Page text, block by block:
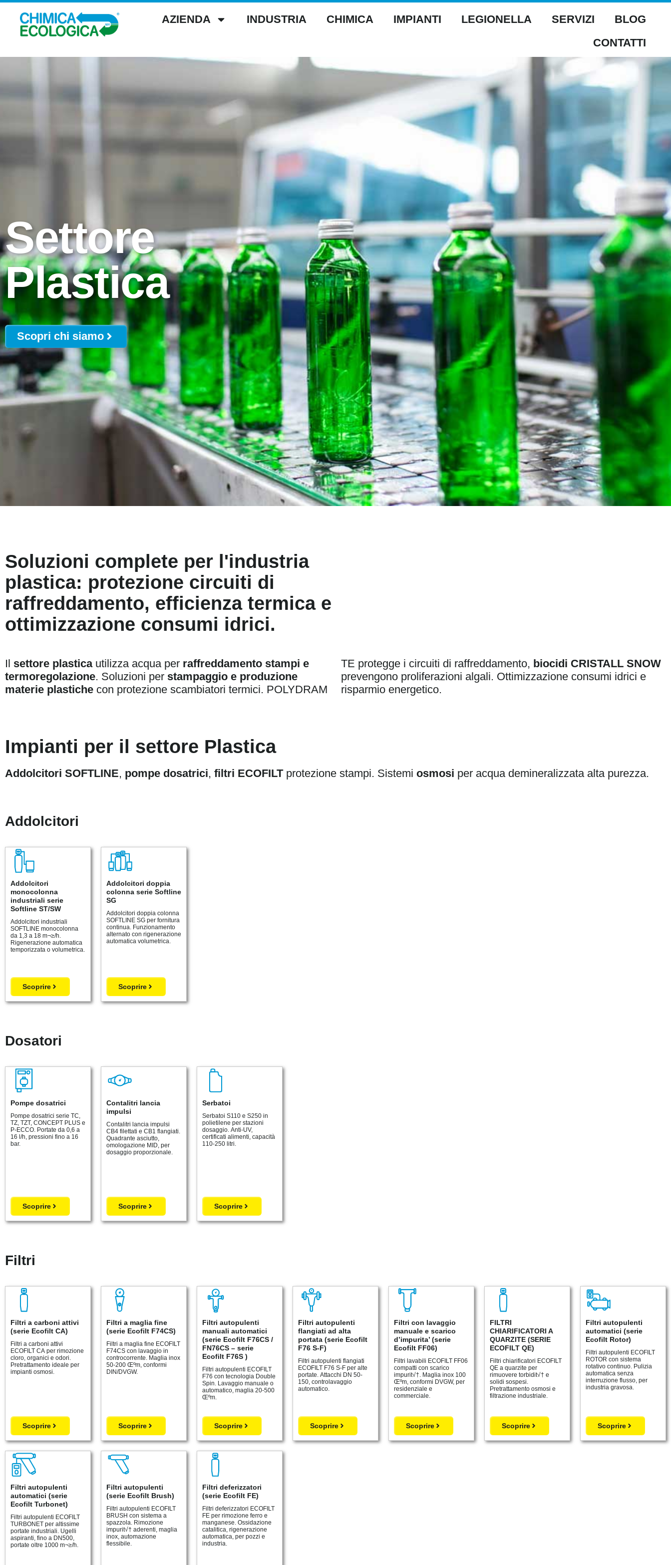
AZIENDA INDUSTRIA CHIMICA IMPIANTI LEGIONELLA SERVIZI
BLOG
CONTATTI
Settore
Plastica
Scopri chi siamo
Soluzioni complete per l'industria
plastica: protezione circuiti di
raffreddamento, efficienza termica e
ottimizzazione consumi idrici.
Il settore plasticautilizza acqua per raffreddamento stampi e
termoregolazione. Soluzioni per stampaggio e produzione
materie plastiche con protezione scambiatori termici. POLYDRAM
TE protegge i circuiti di raffreddamento, biocidi CRISTALL SNOW
prevengono proliferazioni algali. Ottimizzazione consumi idrici e
risparmio energetico.
Impianti per il settore Plastica
Addolcitori SOFTLINE, pompe dosatrici, filtri ECOFILTprotezione stampi. Sistemi osmosi per acqua demineralizzata alta purezza.
Addolcitori
Addolcitori
monocolonna
industriali serie
Softline ST/SW
Addolcitori industriali
SOFTLINE monocolonna
da 1,3 a 18 m¬≥/h.
Rigenerazione automatica
temporizzata o volumetrica.
Scoprire
Addolcitori doppia
colonna serie Softline
SG
Addolcitori doppia colonna
SOFTLINE SG per fornitura
continua. Funzionamento
alternato con rigenerazione
automatica volumetrica.
Scoprire
Dosatori
Pompe dosatrici
Pompe dosatrici serie TC,
TZ, TZT, CONCEPT PLUS e
P-ECCO. Portate da 0,6 a
16 l/h, pressioni fino a 16
bar.
Scoprire
Contalitri lancia
impulsi
Contalitri lancia impulsi
CB4 filettati e CB1 flangiati.
Quadrante asciutto,
omologazione MID, per
dosaggio proporzionale.
Scoprire
Serbatoi
Serbatoi S110 e S250 in
polietilene per stazioni
dosaggio. Anti-UV,
certificati alimenti, capacità
110-250 litri.
Scoprire
Filtri
Filtri a carboni attivi
(serie Ecofilt CA)
Filtri a carboni attivi
ECOFILT CA per rimozione
cloro, organici e odori.
Pretrattamento ideale per
impianti osmosi.
Scoprire
Filtri a maglia fine
(serie Ecofilt F74CS)
Filtri a maglia fine ECOFILT
F74CS con lavaggio in
controcorrente. Maglia inox
50-200 Œºm, conformi
DIN/DVGW.
Scoprire
Filtri autopulenti
manuali automatici
(serie Ecofilt F76CS /
FN76CS – serie
Ecofilt F76S )
Filtri autopulenti ECOFILT
F76 con tecnologia Double
Spin. Lavaggio manuale o
automatico, maglia 20-500
Œºm.
Scoprire
Filtri autopulenti
flangiati ad alta
portata (serie Ecofilt
F76 S-F)
Filtri autopulenti flangiati
ECOFILT F76 S-F per alte
portate. Attacchi DN 50-
150, controlavaggio
automatico.
Scoprire
Filtri con lavaggio
manuale e scarico
d’impurita’ (serie
Ecofilt FF06)
Filtri lavabili ECOFILT FF06
compatti con scarico
impurit√†. Maglia inox 100
Œºm, conformi DVGW, per
residenziale e
commerciale.
Scoprire
FILTRI
CHIARIFICATORI A
QUARZITE (SERIE
ECOFILT QE)
Filtri chiarificatori ECOFILT
QE a quarzite per
rimuovere torbidit√† e
solidi sospesi.
Pretrattamento osmosi e
filtrazione industriale.
Scoprire
Filtri autopulenti
automatici (serie
Ecofilt Rotor)
Filtri autopulenti ECOFILT
ROTOR con sistema
rotativo continuo. Pulizia
automatica senza
interruzione flusso, per
industria gravosa.
Scoprire
Filtri autopulenti
automatici (serie
Ecofilt Turbonet)
Filtri autopulenti ECOFILT
TURBONET per altissime
portate industriali. Ugelli
aspiranti, fino a DN500,
portate oltre 1000 m¬≥/h.
Filtri autopulenti
(serie Ecofilt Brush)
Filtri autopulenti ECOFILT
BRUSH con sistema a
spazzola. Rimozione
impurit√† aderenti, maglia
inox, automazione
flessibile.
Filtri deferizzatori
(serie Ecofilt FE)
Filtri deferizzatori ECOFILT
FE per rimozione ferro e
manganese. Ossidazione
catalitica, rigenerazione
automatica, per pozzi e
industria.